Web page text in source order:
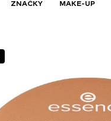
ZNAČKY MAKE-UP